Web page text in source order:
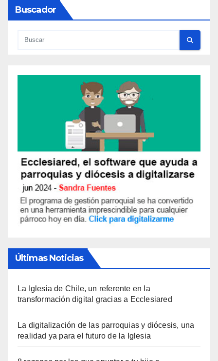
Buscador
Últimas Noticias
La Iglesia de Chile, un referente en la
transformación digital gracias a Ecclesiared
La digitalización de las parroquias y diócesis, una
realidad ya para el futuro de la Iglesia